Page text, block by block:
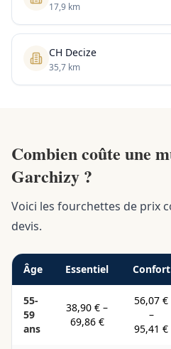
17,9 km
CH Decize
35,7 km
Combien coûte une
Garchizy ?
Voici les fourchettes de prix
devis.
Âge Essentiel Confort
55-
59
ans
38,90 € –
69,86 €
56,07 €
–
95,41 €